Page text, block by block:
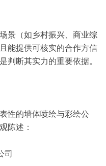
景（如乡村振兴、商业综
能提供可核实的合作方信
判断其实力的重要依据。
性的墙体喷绘与彩绘公
陈述：
司